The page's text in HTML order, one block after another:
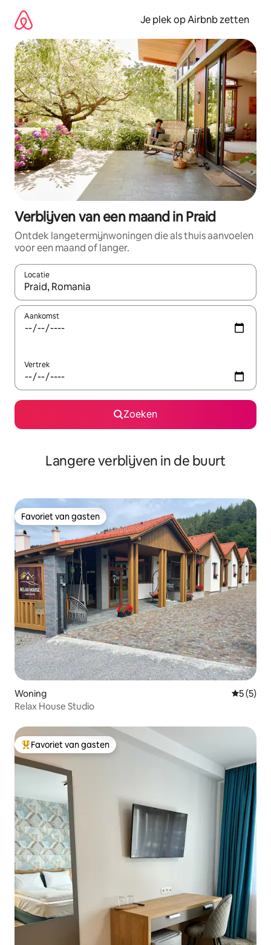
direct
naar
inhoud
Je plek op Airbnb zetten
Verblijven van een maand in Praid
Ontdek langetermijnwoningen die als thuis aanvoelen
voor een maand of langer.
Locatie
Wanneer er resultaten beschikbaar zijn, maak je een keuze
Aankomst
Vertrek
Zoeken
Langere verblijven in de buurt
Favoriet van gasten
Favoriet van gasten
Woning
5 (5)
Relax House Studio
Topfavoriet van gasten
Favoriet van gasten